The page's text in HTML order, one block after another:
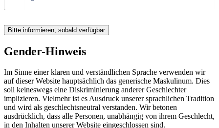
Bitte informieren, sobald verfügbar
Gender-Hinweis
Im Sinne einer klaren und verständlichen Sprache verwenden wir
auf dieser Website hauptsächlich das generische Maskulinum. Dies
soll keineswegs eine Diskriminierung anderer Geschlechter
implizieren. Vielmehr ist es Ausdruck unserer sprachlichen Tradition
und wird als geschlechtsneutral verstanden. Wir betonen
ausdrücklich, dass alle Personen, unabhängig von ihrem Geschlecht,
in den Inhalten unserer Website eingeschlossen sind.